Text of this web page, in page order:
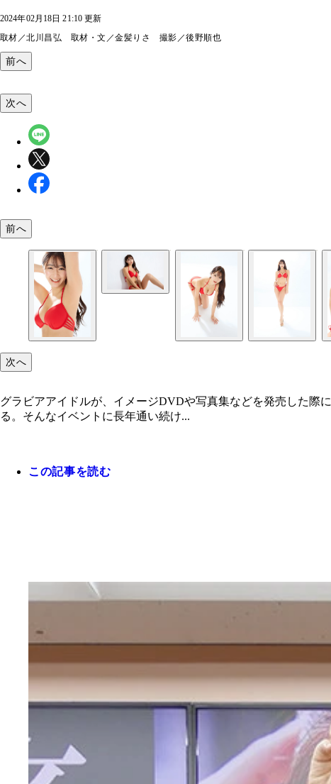
2024年02月18日 21:10 更新
取材／北川昌弘 取材・文／金髪りさ 撮影／後野順也
前へ
次へ
前へ
次へ
グラビアアイドルが、イメージDVDや写真集などを発売した際
る。そんなイベントに長年通い続け...
この記事を読む